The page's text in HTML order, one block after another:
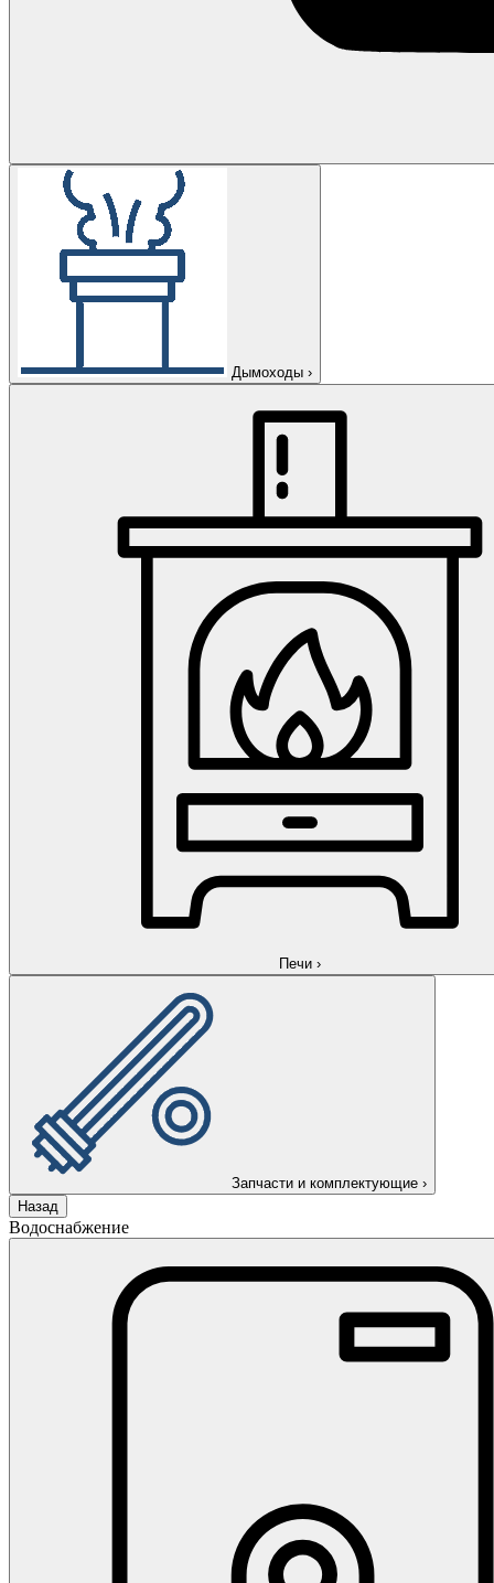
Дымоходы ›
Печи ›
Запчасти и комплектующие ›
Назад
Водоснабжение